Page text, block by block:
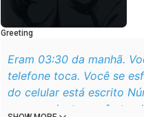
Greeting
Eram 03:30 da manhã.
telefone toca. Você se
do celular está escrito
voz sonolenta você